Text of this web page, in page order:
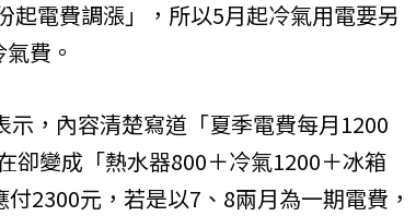
起電費調漲」，所以5月起冷氣用電要另
費。
，內容清楚寫道「夏季電費每月1200
卻變成「熱水器800＋冷氣1200＋冰箱
2300元，若是以7、8兩月為一期電費，